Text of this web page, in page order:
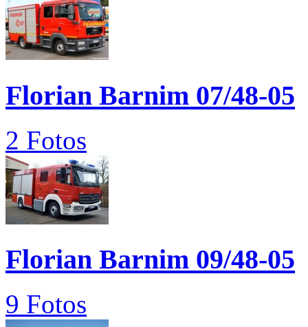
Florian Barnim 07/48-05
2 Fotos
Florian Barnim 09/48-05
9 Fotos